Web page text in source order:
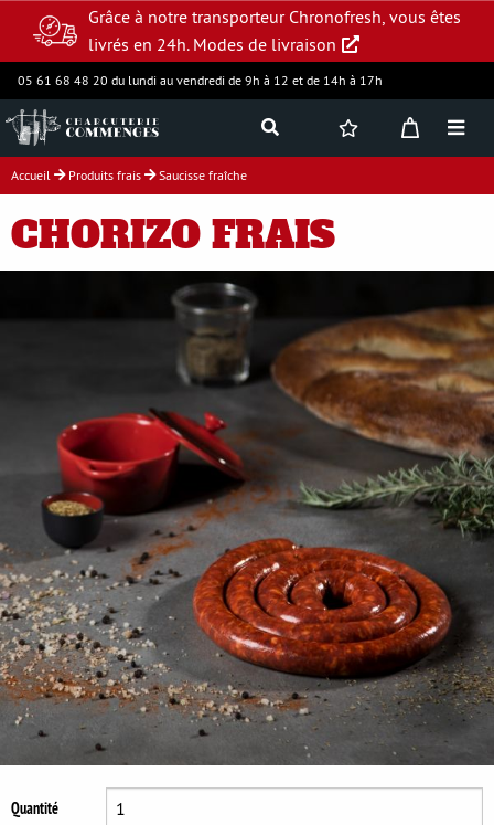
Grâce à notre transporteur Chronofresh, vous êtes
livrés en 24h. Modes de livraison
05 61 68 48 20 du lundi au vendredi de 9h à 12 et de 14h à 17h
Se déconnecter
Jambon supérieur
Charcuterie
Assortiments
Accueil Produits frais Saucisse fraîche
CHORIZO FRAIS
Quantité